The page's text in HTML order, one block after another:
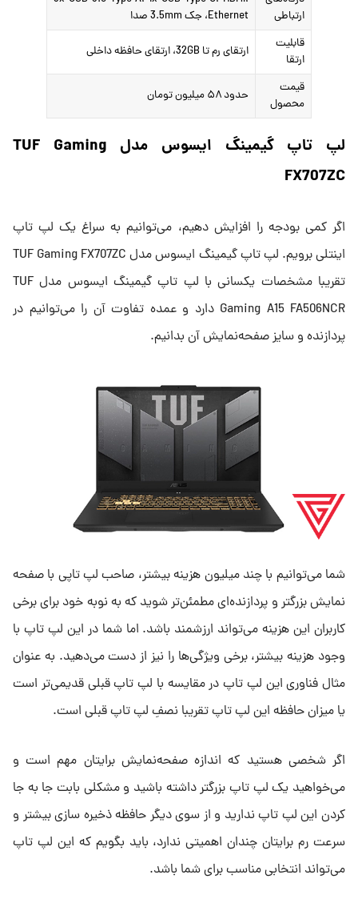
ارتباطی
Ethernet، جک 3.5mm صدا
قابلیت
ارتقا
ارتقای رم تا 32GB، ارتقای حافظه داخلی
قیمت
محصول
حدود ۵۸ میلیون تومان
لپ تاپ گیمینگ ایسوس مدل TUF Gaming
FX707ZC
اگر کمی بودجه را افزایش دهیم، می‌توانیم به سراغ یک لپ تاپ
اینتلی برویم. لپ تاپ گیمینگ ایسوس مدل TUF Gaming FX707ZC
تقریبا مشخصات یکسانی با لپ تاپ گیمینگ ایسوس مدل TUF
Gaming A15 FA506NCR دارد و عمده تفاوت آن را می‌توانیم در
پردازنده و سایز صفحه‌نمایش آن بدانیم.
شما می‌توانیم با چند میلیون هزینه بیشتر، صاحب لپ تاپی با صفحه
نمایش بزرگتر و پردازنده‌ای مطمئن‌تر شوید که به نوبه خود برای برخی
کاربران این هزینه می‌تواند ارزشمند باشد. اما شما در این لپ تاپ با
وجود هزینه بیشتر، برخی ویژگی‌ها را نیز از دست می‌دهید. به عنوان
مثال فناوری این لپ تاپ در مقایسه با لپ تاپ قبلی قدیمی‌تر است
یا میزان حافظه این لپ تاپ تقریبا نصفِ لپ تاپ قبلی است.
اگر شخصی هستید که اندازه صفحه‌نمایش برایتان مهم است و
می‌خواهید یک لپ تاپ بزرگتر داشته باشید و مشکلی بابت جا به جا
کردن این لپ‌ تاپ ندارید و از سوی دیگر حافظه ذخیره سازی بیشتر و
سرعت رم برایتان چندان اهمیتی ندارد، باید بگویم که این لپ تاپ
می‌تواند انتخابی مناسب برای شما باشد.